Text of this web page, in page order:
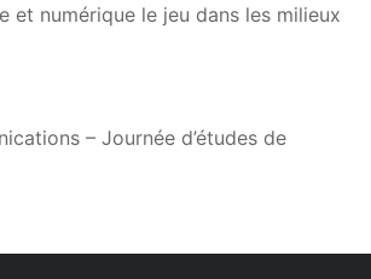
et numérique le jeu dans les milieux
– Journée d’études de